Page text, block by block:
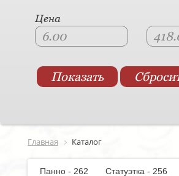
Цена
Главная Каталог
Панно - 262 Статуэтка - 256